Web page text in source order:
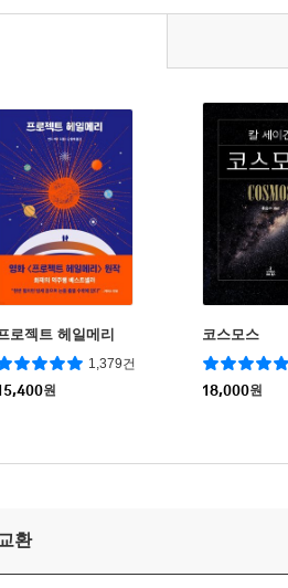
로젝트 헤일메리
1,379건
원
코스모스
18,000원
환